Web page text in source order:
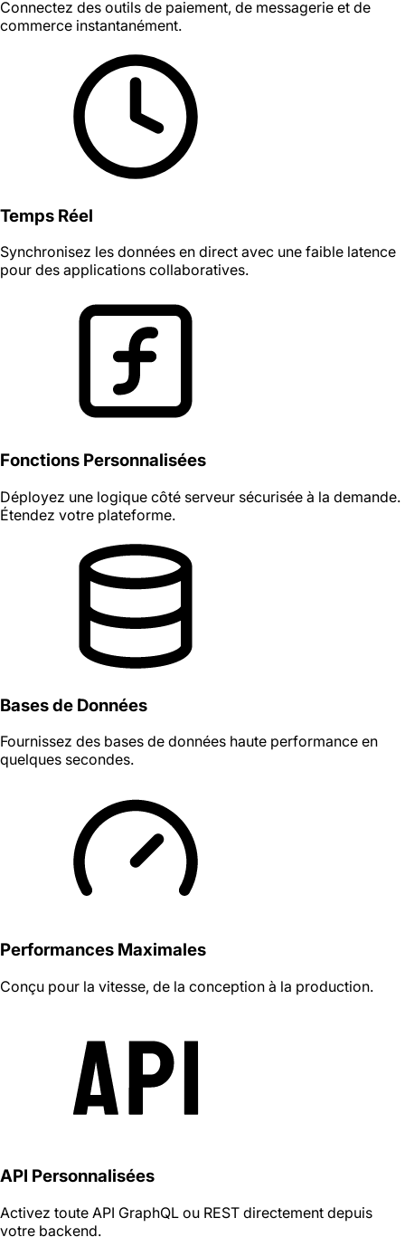
Connectez des outils de paiement, de messagerie et de
commerce instantanément.
Temps Réel
Synchronisez les données en direct avec une faible latence
pour des applications collaboratives.
Fonctions Personnalisées
Déployez une logique côté serveur sécurisée à la demande.
Étendez votre plateforme.
Bases de Données
Fournissez des bases de données haute performance en
quelques secondes.
Performances Maximales
Conçu pour la vitesse, de la conception à la production.
API Personnalisées
Activez toute API GraphQL ou REST directement depuis
votre backend.